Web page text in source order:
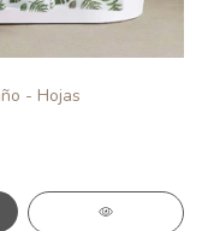
- Hojas